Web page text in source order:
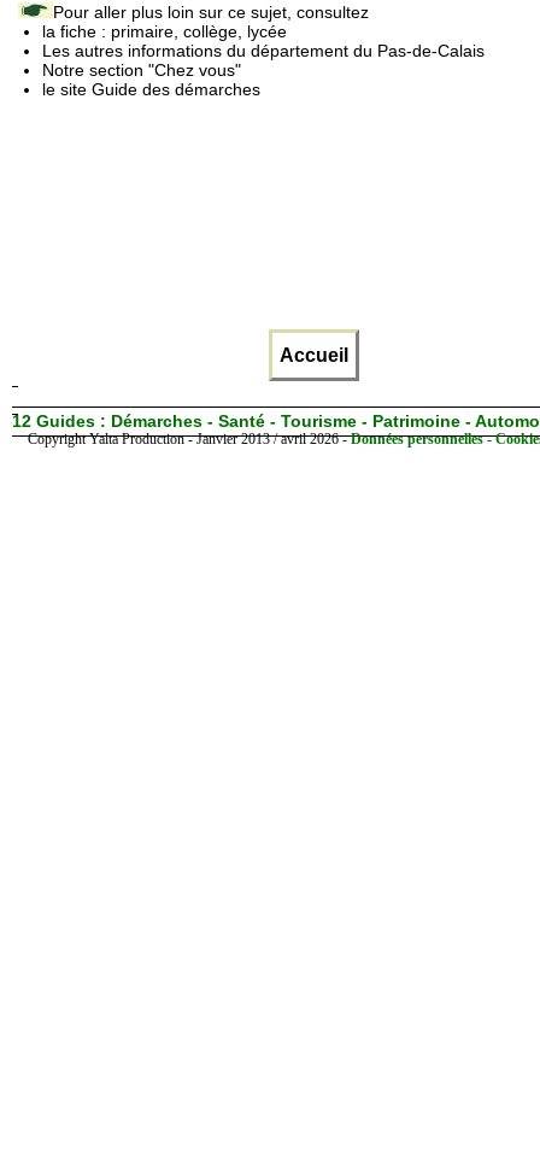
Pour aller plus loin sur ce sujet, consultez
la fiche : primaire, collège, lycée
Les autres informations du département du Pas-de-Calais
Notre section "Chez vous"
le site Guide des démarches
Accueil
12 Guides : Démarches - Santé - Tourisme - Patrimoine -
Copyright Yalta Production - Janvier 2013 / avril 2026 -Données personnelles -